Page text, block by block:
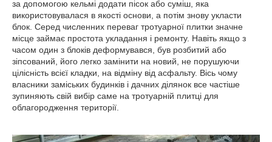
за допомогою кельмі додати пісок або суміш, яка
використовувалася в якості основи, а потім знову укласти
блок. Серед численних переваг тротуарної плитки значне
місце займає простота укладання і ремонту. Навіть якщо з
часом один з блоків деформувався, був розбитий або
зіпсований, його легко замінити на новий, не порушуючи
цілісність всієї кладки, на відміну від асфальту. Вісь чому
власники заміських будинків і дачних ділянок все частіше
зупиняють свій вибір саме на тротуарній плитці для
облагородження території.